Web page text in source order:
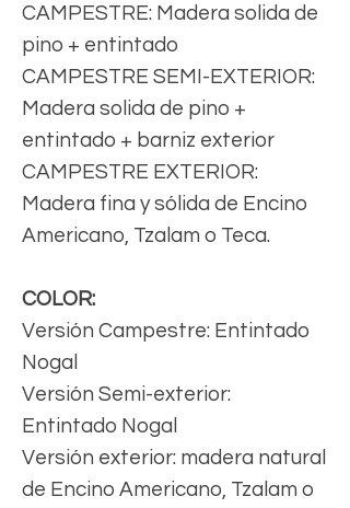
CAMPESTRE: Madera solida de
pino + entintado
CAMPESTRE SEMI-EXTERIOR:
Madera solida de pino +
entintado + barniz exterior
CAMPESTRE EXTERIOR:
Madera fina y sólida de Encino
Americano, Tzalam o Teca.
COLOR:
Versión Campestre: Entintado
Nogal
Versión Semi-exterior:
Entintado Nogal
Versión exterior: madera natural
de Encino Americano, Tzalam o